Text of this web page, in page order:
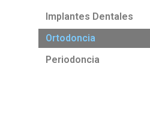
Implantes Dentales
Ortodoncia
Periodoncia